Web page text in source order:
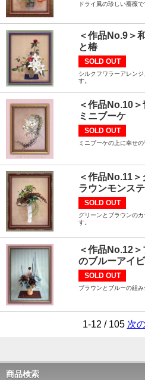
ドライ風の珍しい薔薇で
＜作品No.9＞
と椿
SOLD OUT
シルクフワラーアレン
す。
＜作品No.10
ミニブーケ
SOLD OUT
ミニブーケの上に幸せ
＜作品No.11
ラウンモンス
SOLD OUT
グリーンとブラウンの
す。
＜作品No.12
のブルーアイ
SOLD OUT
ブラウンとブルーの組
1-12 / 105 次
商品検索